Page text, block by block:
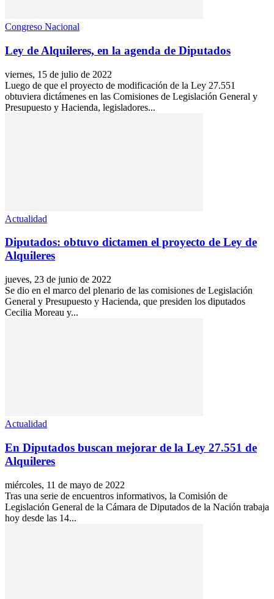
Congreso Nacional
Ley de Alquileres, en la agenda de Diputados
viernes, 15 de julio de 2022
Luego de que el proyecto de modificación de la Ley 27.551
obtuviera dictámenes en las Comisiones de Legislación General y
Presupuesto y Hacienda, legisladores...
Actualidad
Diputados: obtuvo dictamen el proyecto de Ley de
Alquileres
jueves, 23 de junio de 2022
Se dio en el marco del plenario de las comisiones de Legislación
General y Presupuesto y Hacienda, que presiden los diputados
Cecilia Moreau y...
Actualidad
En Diputados buscan mejorar de la Ley 27.551 de
Alquileres
miércoles, 11 de mayo de 2022
Tras una serie de encuentros informativos, la Comisión de
Legislación General de la Cámara de Diputados de la Nación trabaja
hoy desde las 14...